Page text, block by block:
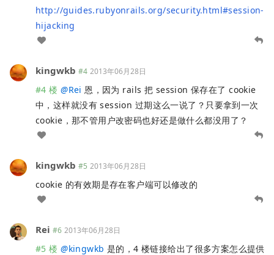
http://guides.rubyonrails.org/security.html#session-
hijacking
kingwkb #4 2013年06月28日
#4 楼 @Rei 恩，因为 rails 把 session 保存在了 cookie
中，这样就没有 session 过期这么一说了？只要拿到一次
cookie，那不管用户改密码也好还是做什么都没用了？
kingwkb #5 2013年06月28日
cookie 的有效期是存在客户端可以修改的
Rei #6 2013年06月28日
#5 楼 @kingwkb 是的，4 楼链接给出了很多方案怎么提供